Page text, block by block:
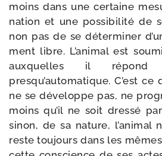
moins dans une cer­taine
na­tion et une pos­si­bi­li­té de
non pas de se déter­mi­ner
ment libre. L’animal est
aux­quelles il répond
presqu’automatique. C’est
ne se déve­loppe pas, ne
moins qu’il ne soit dres­sé
sinon, de sa nature, l’animal
reste tou­jours dans les